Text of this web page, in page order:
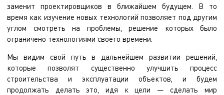
заменит проектировщиков в ближайшем будущем. В то
время как изучение новых технологий позволяет под другим
углом смотреть на проблемы, решение которых было
ограничено технологиями своего времени.
Мы видим свой путь в дальнейшем развитии решений,
которые позволят существенно улучшить процесс
строительства и эксплуатации объектов, и будем
продолжать делать это, идя к цели — сделать мир